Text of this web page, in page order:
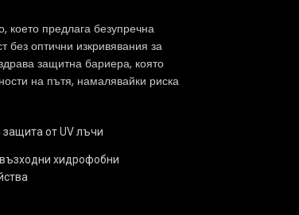
предлага безупречна
без оптични изкривявания за
защитна бариера, която
на пътя, намалявайки риска
защита от UV лъчи
хидрофобни